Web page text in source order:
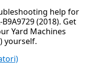
help for
(2018). Get
Yard Machines
yourself.